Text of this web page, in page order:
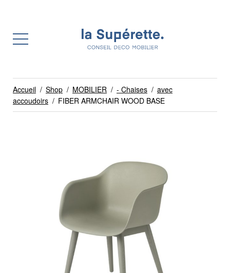
Accueil / Shop / MOBILIER / - Chaises / avec
accoudoirs / FIBER ARMCHAIR WOOD BASE